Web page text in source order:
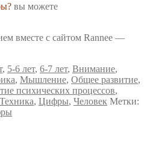
вы можете
вместе с сайтом Rannee —
, 5-6 лет, 6-7 лет, Внимание,
, Мышление, Общее развитие,
психических процессов,
Техника, Цифры, Человек Метки: